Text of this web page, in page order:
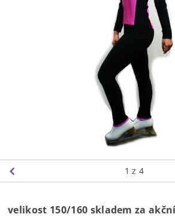
1 z 4
velikost 150/160 skladem za